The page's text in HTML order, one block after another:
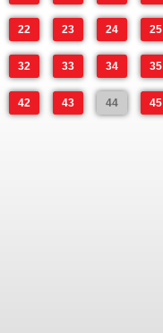
22 23 24 25
32 33 34 35
42 43 44 45